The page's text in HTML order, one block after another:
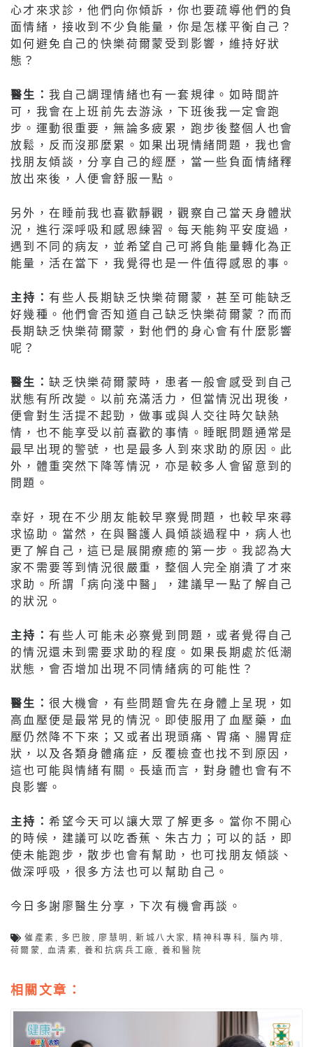
心才來求診，他們向你傾訴，你也要疏導他們的負
面情緒，接收到不少負能量，你是怎樣平衡自己？
如何避免自己的快樂荷爾蒙受到影響，維持好狀
態？
醫生：我自己調理情緒也有一套規律。如時間許
可，我會在上班前先去游泳，下班後我一定會跑
步。運動很重要，無論多疲累，跑步後整個人也會
放鬆，反而沒那麼累。如果出現情緒問題，我也會
找朋友傾談，分享自己的經歷，當一些負面情緒釋
放出來後，人便會舒服一點。
另外，在睡前我也喜歡靜觀，觀察自己當天身體狀
況，進行深呼吸和感恩練習。每天能夠平安度過，
遇到不同的病友，並希望自己可將負能量轉化為正
能量，活在當下，我覺得也是一件值得感恩的事。
主持：有些人長期缺乏快樂荷爾蒙，甚至可能缺乏
好幾種。他們會否知道自己缺乏快樂荷爾蒙？而而
長期缺乏快樂荷爾蒙，對他們的身心會有什麼影響
呢？
醫生：缺乏快樂荷爾蒙時，患者一般會感受到自己
狀態有所改變。以前充滿活力，但當情況出現後，
便會對生活提不起勁，做事或與人交往時欠缺熱
情，也不能享受以前喜歡的事情。睡眠問題通常是
最早出現的警號，也是最多人到來求助的原因。此
外，體重突然下降等情況，亦是較多人會留意到的
問題。
幸好，現在不少朋友能較早察覺問題，也較早來尋
求協助。當然，在與醫護人員傾談過程中，病人也
更了解自己，這已是展開療癒的第一步。我認為大
家不需要等到情況很嚴重，整個人完全崩潰了才來
求助。所謂「病向淺中醫」，建議早一點了解自己
的狀況。
主持：有些人可能未必察覺到問題，或者覺得自己
的情況還未到需要求助的程度。如果長期處於低潮
狀態，會否增加出現不同情緒病的可能性？
醫生：很大機會，有些問題會先在身體上呈現，如
高血壓便是最常見的情況。即使服用了血壓藥，血
壓仍然降不下來；又或者出現頭痛、胃痛、腸胃症
狀，以及各類身體痛症，反覆檢查也找不到原因，
這也可能與情緒有關。長遠而言，對身體也會有不
良影響。
主持：希望今天可以讓大眾了解更多。當你不開心
的時候，建議可以吃香蕉、朱古力；可以的話，即
使未能跑步，散步也會有幫助，也可找朋友傾談、
做深呼吸，很多方法也可以幫助自己。
今日多謝廖醫生分享，下次有機會再談。
催產素 多巴胺 廖慧明 ,新城八大家 ,精神科專科 ,腦內啡
荷爾蒙
血清素 ,養和抗病兵工廠 養和醫院
相關文章：